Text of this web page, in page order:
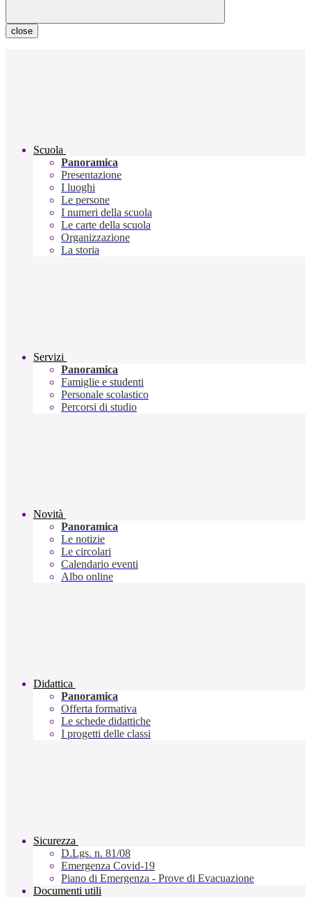
close
Scuola
Panoramica
Presentazione
I luoghi
Le persone
I numeri della scuola
Le carte della scuola
Organizzazione
La storia
Servizi
Panoramica
Famiglie e studenti
Personale scolastico
Percorsi di studio
Novità
Panoramica
Le notizie
Le circolari
Calendario eventi
Albo online
Didattica
Panoramica
Offerta formativa
Le schede didattiche
I progetti delle classi
Sicurezza
D.Lgs. n. 81/08
Emergenza Covid-19
Piano di Emergenza - Prove di Evacuazione
Documenti utili